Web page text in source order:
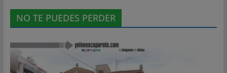
NO TE PUEDES PERDER